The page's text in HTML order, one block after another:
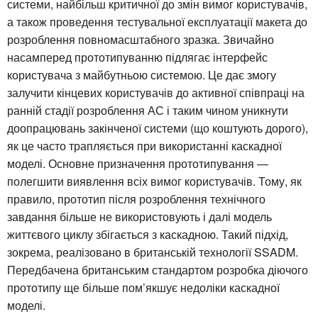
системи, найбільш критичної до змін вимог користувачів,
а також проведення тестувальної експлуатації макета до
розроблення повномасштабного зразка. Звичайно
насамперед прототипуванню підлягає інтерфейс
користувача з майбутньою системою. Це дає змогу
залучити кінцевих користувачів до активної співпраці на
ранній стадії розроблення АС і таким чином уникнути
доопрацювань закінченої системи (що коштують дорого),
як це часто трапляється при використанні каскадної
моделі. Основне призначення прототипування —
полегшити виявлення всіх вимог користувачів. Тому, як
правило, прототип після розроблення технічного
завдання більше не використовують і далі модель
життєвого циклу збігається з каскадною. Такий підхід,
зокрема, реалізовано в британській технології SSADM.
Передбачена британським стандартом розробка діючого
прототипу ще більше пом’якшує недоліки каскадної
моделі.